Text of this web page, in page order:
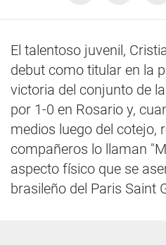
El talentoso juvenil,
debut como titular en la
victoria del conjunto de
por 1-0 en Rosario y,
medios luego del cotejo,
compañeros lo llaman
aspecto físico que se
brasileño del Paris Saint